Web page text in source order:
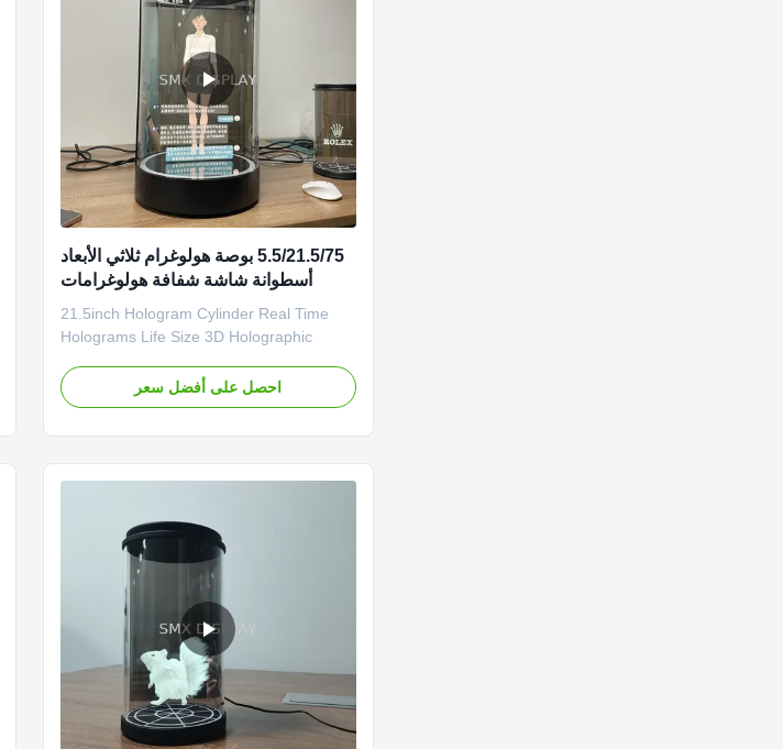
5.5/21.5/75 بوصة هولوغرام ثلاثي الأبعاد
أسطوانة شاشة شفافة هولوغرامات
تفاعلية هولوتيوب
21.5inch Hologram Cylinder Real Time
Holograms Life Size 3D Holographic
display is also called a three-dimensional
holographic image and holographic three-
احصل على أفضل سعر